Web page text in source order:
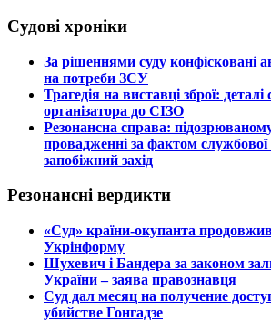
Судові хроніки
​За рішеннями суду конфісковані
на потреби ЗСУ
​Трагедія на виставці зброї: деталі
організатора до СІЗО
​Резонансна справа:
провадженні за фактом службової
запобіжний захід
Резонансні вердикти
​«Суд» країни-окупанта
Укрінформу
Шухевич і Бандера за законом
України – заява правознавця
Суд дал месяц на получение
убийстве Гонгадзе